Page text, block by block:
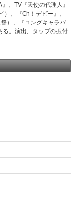
、TV『天使の代理人』
、『Oh！デビー』、
）、『ロングキャラバ
る。演出、タップの振付